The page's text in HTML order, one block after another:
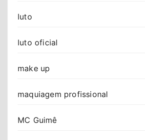
luto
luto oficial
make up
maquiagem profissional
MC Guimê